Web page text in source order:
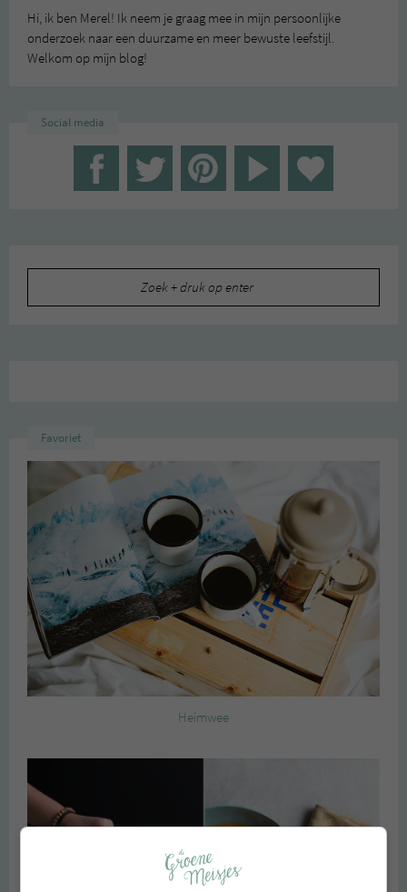
Hi, ik ben Merel! Ik neem je graag mee in mijn persoonlijke
onderzoek naar een duurzame en meer bewuste leefstijl.
Welkom op mijn blog!
Social media
Favoriet
Heimwee